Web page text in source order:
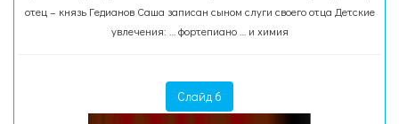
отец – князь Гедианов Саша записан сыном слуги своего отца Детские
увлечения: … фортепиано … и химия
Слайд 6